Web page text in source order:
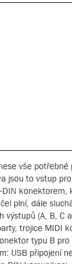
vše
jsou to vstup
konektorem,
plní, dále
výstupů (A, B, C
trojice MIDI
typu B pro
USB připojení